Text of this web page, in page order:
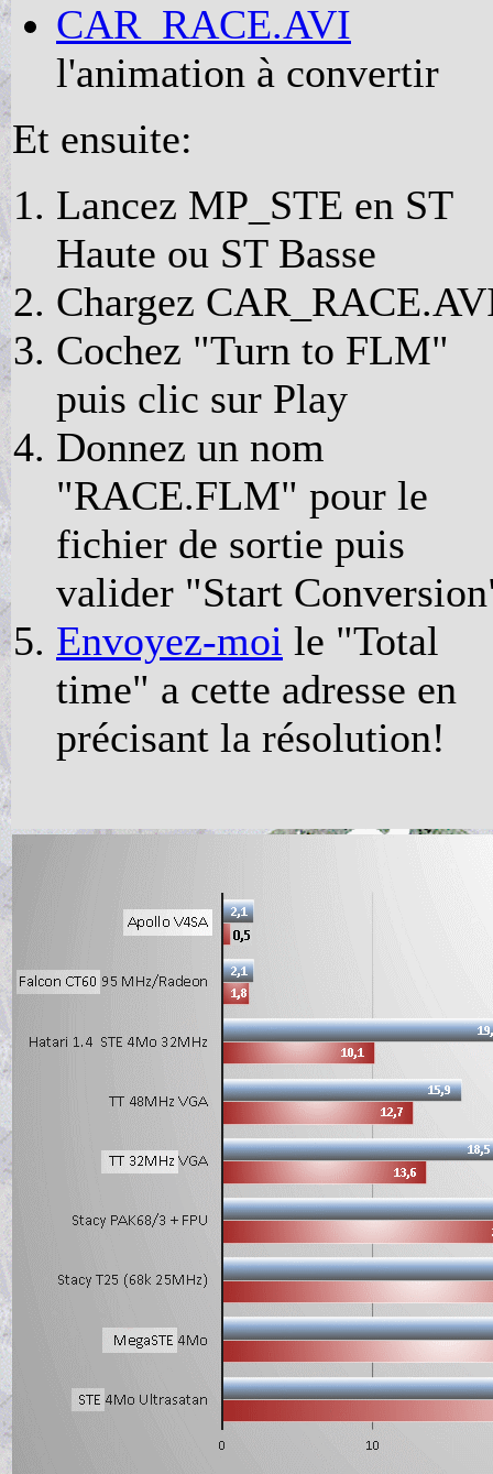
CAR_RACE.AVI
l'animation à convertir
Et ensuite:
Lancez MP_STE en ST
Haute ou ST Basse
Chargez
Cochez "Turn to FLM"
puis clic sur Play
Donnez un nom
"RACE.FLM" pour le
fichier de sortie puis
valider "Start
Envoyez-moi le "Total
time" a cette adresse en
précisant la résolution!